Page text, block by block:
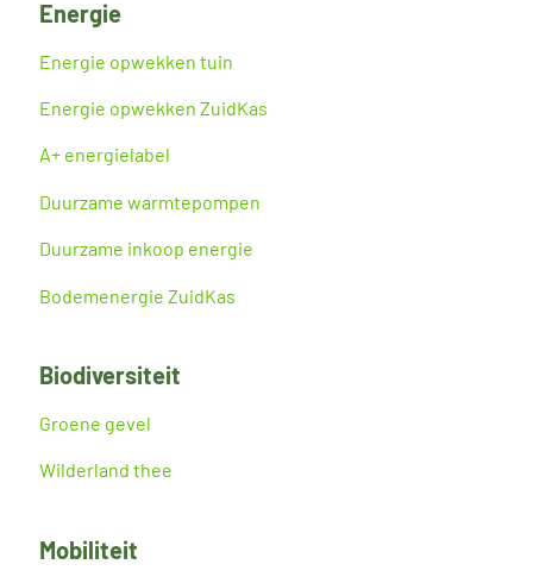
Energie
Energie opwekken tuin
Energie opwekken ZuidKas
A+ energielabel
Duurzame warmtepompen
Duurzame inkoop energie
Bodemenergie ZuidKas
Biodiversiteit
Groene gevel
Wilderland thee
Mobiliteit